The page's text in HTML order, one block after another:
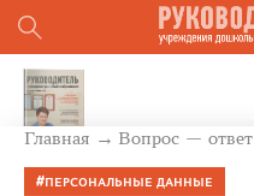
Главная Вопрос — ответ
ПЕРСОНАЛЬНЫЕ ДАННЫЕ